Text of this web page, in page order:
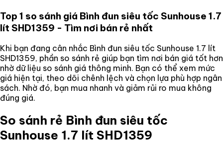
Top 1 so sánh giá Bình đun siêu tốc Sunhouse 1.7
lít SHD1359 - Tìm nơi bán rẻ nhất
Khi bạn đang cân nhắc Bình đun siêu tốc Sunhouse 1.7 lít
SHD1359, phần so sánh rẻ giúp bạn tìm nơi bán giá tốt hơn
nhờ dữ liệu so sánh giá thông minh. Bạn có thể xem mức
giá hiện tại, theo dõi chênh lệch và chọn lựa phù hợp ngân
sách. Nhờ đó, bạn mua nhanh và giảm rủi ro mua không
đúng giá.
So sánh rẻ Bình đun siêu tốc
Sunhouse 1.7 lít SHD1359